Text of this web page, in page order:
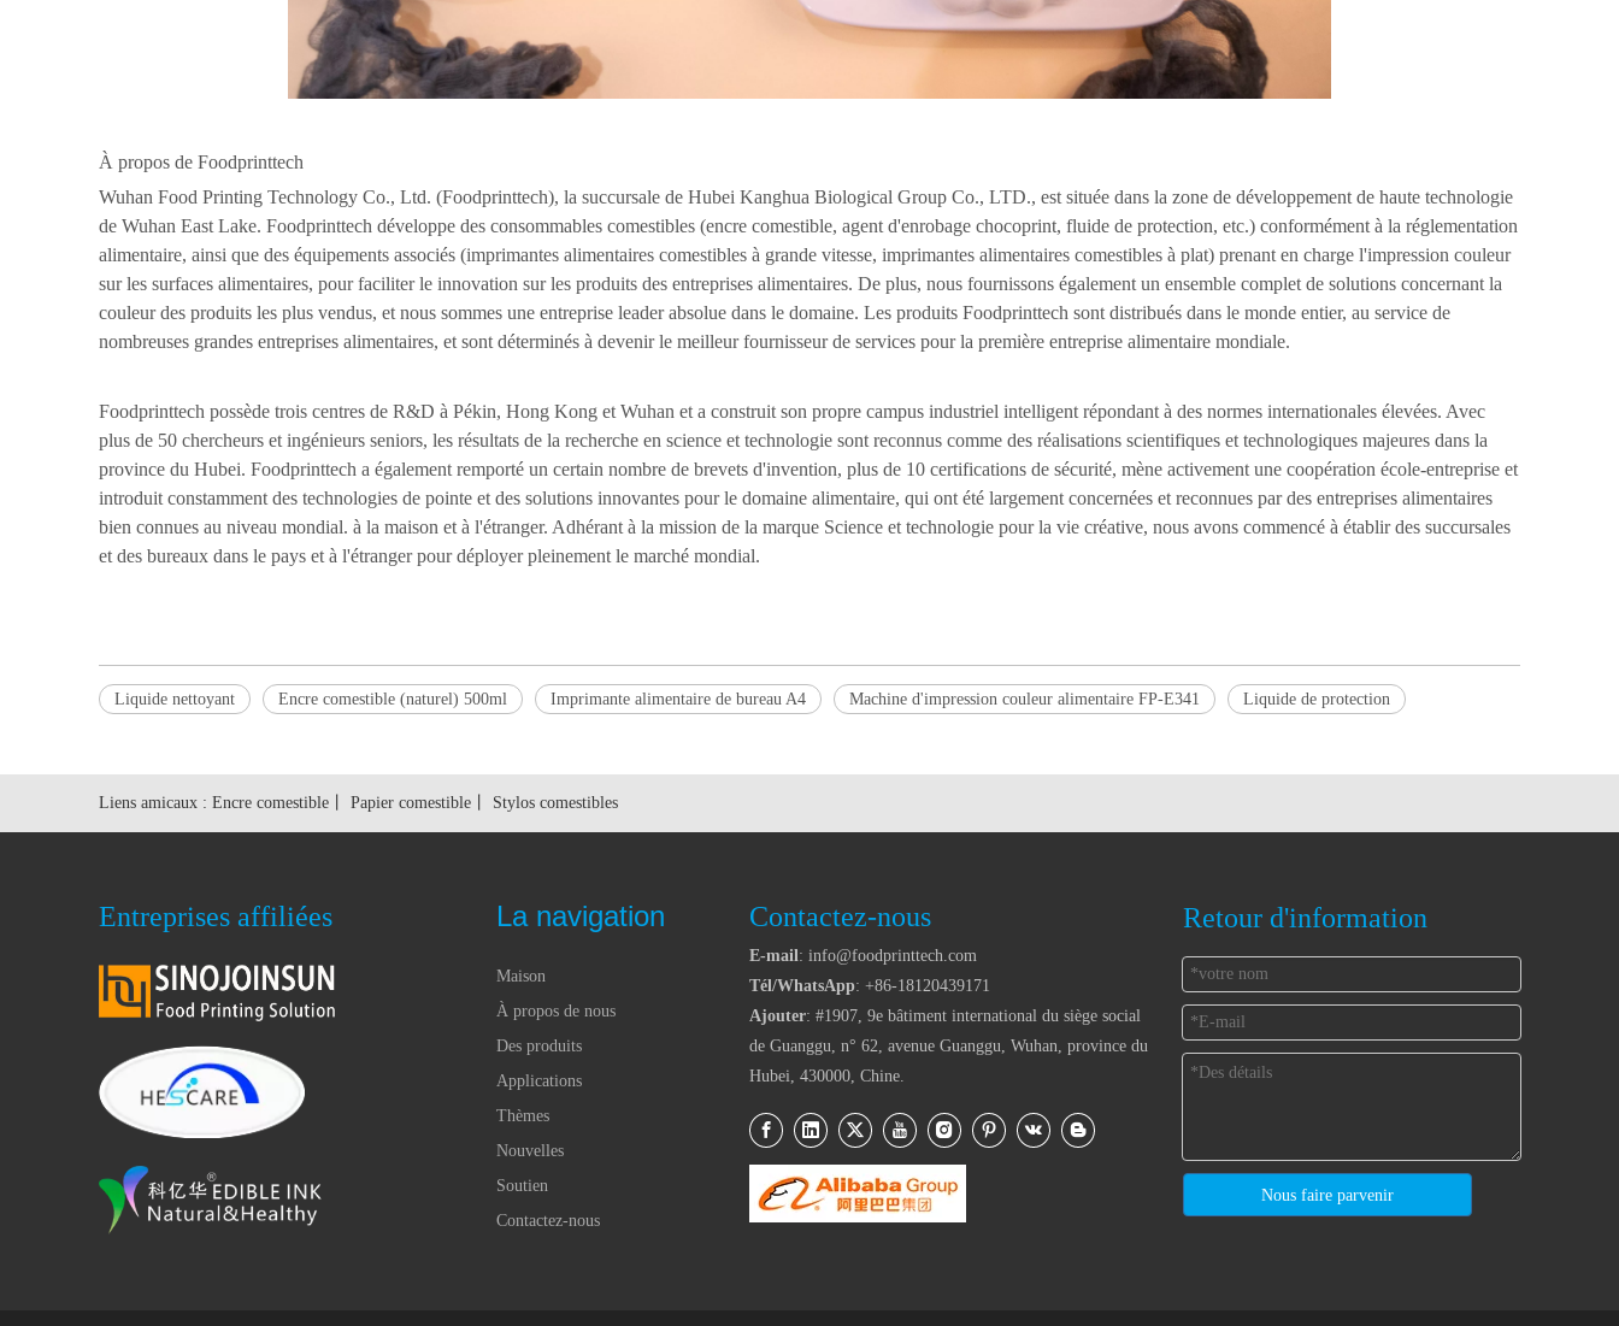
À propos de Foodprinttech
Wuhan Food Printing Technology Co., Ltd. (Foodprinttech), la succursale de Hubei Kanghua Biological Group Co., LTD., est située dans la zone de développement de haute technologie
de Wuhan East Lake. Foodprinttech développe des consommables comestibles (encre comestible, agent d'enrobage chocoprint, fluide de protection, etc.) conformément à la réglementation
alimentaire, ainsi que des équipements associés (imprimantes alimentaires comestibles à grande vitesse, imprimantes alimentaires comestibles à plat) prenant en charge l'impression couleur
sur les surfaces alimentaires, pour faciliter le innovation sur les produits des entreprises alimentaires. De plus, nous fournissons également un ensemble complet de solutions concernant la
couleur des produits les plus vendus, et nous sommes une entreprise leader absolue dans le domaine. Les produits Foodprinttech sont distribués dans le monde entier, au service de
nombreuses grandes entreprises alimentaires, et sont déterminés à devenir le meilleur fournisseur de services pour la première entreprise alimentaire mondiale.
Foodprinttech possède trois centres de R&D à Pékin, Hong Kong et Wuhan et a construit son propre campus industriel intelligent répondant à des normes internationales élevées. Avec
plus de 50 chercheurs et ingénieurs seniors, les résultats de la recherche en science et technologie sont reconnus comme des réalisations scientifiques et technologiques majeures dans la
province du Hubei. Foodprinttech a également remporté un certain nombre de brevets d'invention, plus de 10 certifications de sécurité, mène activement une coopération école-entreprise et
introduit constamment des technologies de pointe et des solutions innovantes pour le domaine alimentaire, qui ont été largement concernées et reconnues par des entreprises alimentaires
bien connues au niveau mondial. à la maison et à l'étranger. Adhérant à la mission de la marque Science et technologie pour la vie créative, nous avons commencé à établir des succursales
et des bureaux dans le pays et à l'étranger pour déployer pleinement le marché mondial.
Liquide nettoyant Encre comestible (naturel) 500ml Imprimante alimentaire de bureau A4 Machine d'impression couleur alimentaire FP-E341 Liquide de protection
Liens amicaux : Encre comestible Papier comestible Stylos comestibles
Entreprises affiliées La navigation
Maison
À propos de nous
Des produits
Applications
Thèmes
Nouvelles
Soutien
Contactez-nous
Contactez-nous
E-mail: info@foodprinttech.com
Tél/WhatsApp: +86-18120439171
Ajouter: #1907, 9e bâtiment international du siège social
de Guanggu, n° 62, avenue Guanggu, Wuhan, province du
Hubei, 430000, Chine.
Retour d'information
Nous faire parvenir